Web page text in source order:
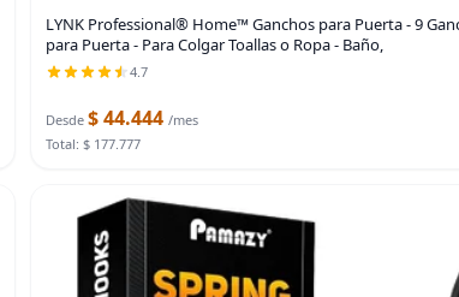
LYNK Professional® Home™ Ganchos para Puerta - 9
para Puerta - Para Colgar Toallas o Ropa - Baño,
4.7
Desde $ 44.444 /mes
Total: $ 177.777